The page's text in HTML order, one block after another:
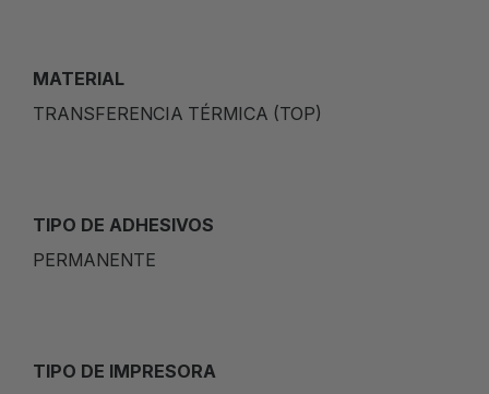
MATERIAL
TRANSFERENCIA TÉRMICA (TOP)
TIPO DE ADHESIVOS
PERMANENTE
TIPO DE IMPRESORA